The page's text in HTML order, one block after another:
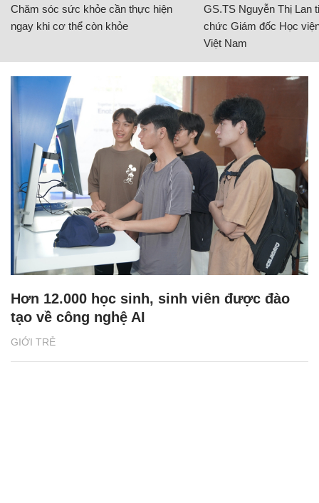
Chăm sóc sức khỏe cần thực hiện
ngay khi cơ thể còn khỏe
GS.TS Nguyễn Thị Lan
chức Giám đốc Học
Việt Nam
GIỚI TRẺ
Hơn 12.000 học sinh, sinh viên được đào
tạo về công nghệ AI